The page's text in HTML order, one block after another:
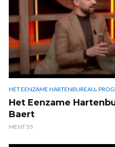
HET EENZAME HARTENBUREAU,
Het Eenzame
Baert
MENT 55